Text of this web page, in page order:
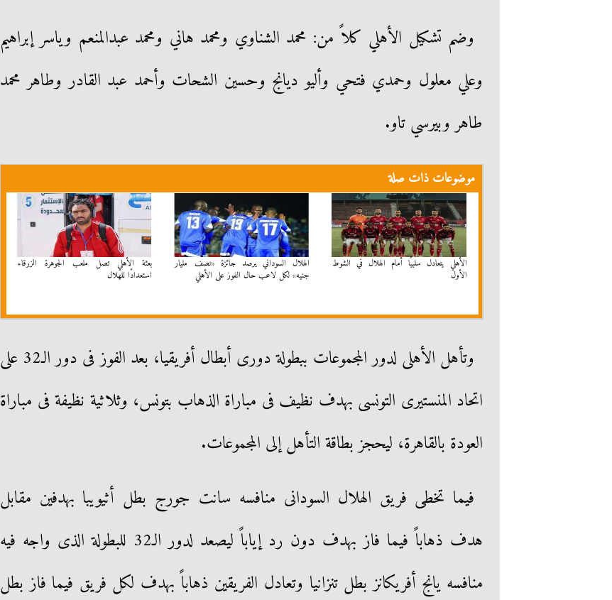
وضم تشكيل الأهلي كلاً من: محمد الشناوي ومحمد هاني ومحمد عبدالمنعم وياسر إبراهيم
وعلي معلول وحمدي فتحي وأليو ديانج وحسين الشحات وأحمد عبد القادر وطاهر محمد
طاهر وبيرسي تاو.
موضوعات ذات صلة
الأهلي يتعادل سلبيًا أمام الهلال في الشوط
الأول
الهلال السوداني يرصد جائزة «نصف مليار
جنيه» لكل لاعب حال الفوز على الأهلي
بعثة الأهلي تصل ملعب الجوهرة الزرقاء
استعدادًا للهلال
وتأهل الأهلى لدور المجموعات ببطولة دورى أبطال أفريقيا، بعد الفوز فى دور الـ32 على
اتحاد المنستيرى التونسى بهدف نظيف فى مباراة الذهاب بتونس، وثلاثية نظيفة فى مباراة
العودة بالقاهرة، ليحجز بطاقة التأهل إلى المجموعات.
فيما تخطى فريق الهلال السودانى منافسه سانت جورج بطل أثيويبا بهدفين مقابل
هدف ذهاباً فيما فاز بهدف دون رد إياباً ليصعد لدور الـ32 للبطولة الذى واجه فيه
منافسه يانج أفريكانز بطل تنزانيا وتعادل الفريقين ذهاباً بهدف لكل فريق فيما فاز بطل